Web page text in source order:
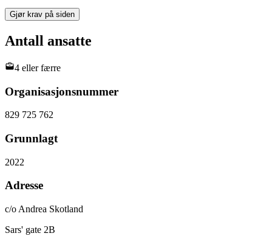
Gjør krav på siden
Antall ansatte
4 eller færre
Organisasjonsnummer
829 725 762
Grunnlagt
2022
Adresse
c/o Andrea Skotland
Sars' gate 2B